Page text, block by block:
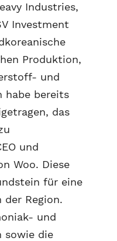
Industries,
Investment
Produktion,
und
habe bereits
das
und
Woo. Diese
für eine
der Region.
und
sowie die